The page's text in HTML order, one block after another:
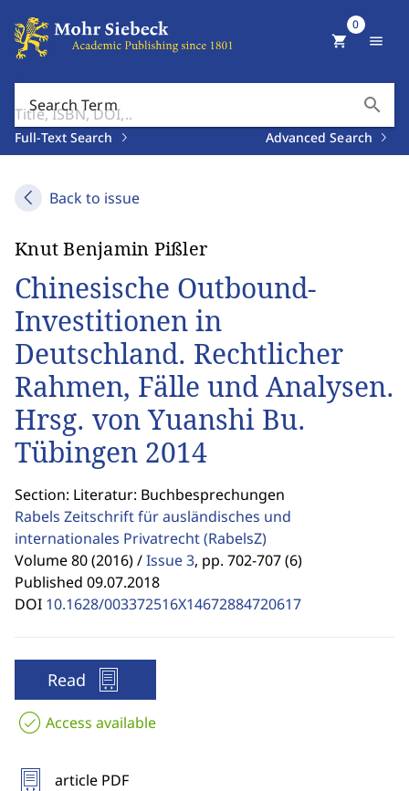
Search Term search
Full-Text Search Advanced Search
shopping_cart
0
menu
Back to issue
Knut Benjamin Pißler
Chinesische Outbound-
Investitionen in
Deutschland. Rechtlicher
Rahmen, Fälle und Analysen.
Hrsg. von Yuanshi Bu.
Tübingen 2014
Section: Literatur: Buchbesprechungen
Rabels Zeitschrift für ausländisches und
internationales Privatrecht(RabelsZ)
Volume 80 (2016) /Issue 3, pp. 702-707 (6)
Published 09.07.2018
DOI 10.1628/003372516X14672884720617
Read
Access available
article PDF